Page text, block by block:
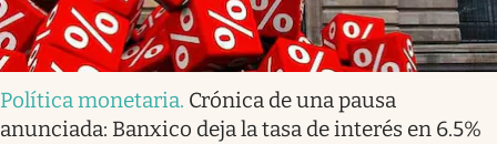
Política monetaria. Crónica de una pausa
anunciada: Banxico deja la tasa de interés en 6.5%